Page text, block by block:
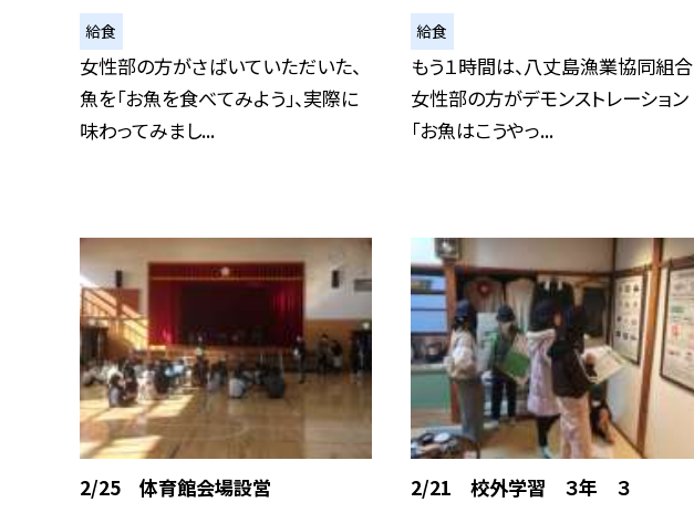
給食
女性部の方がさばいていただいた、
魚を「お魚を食べてみよう」、実際に
味わってみまし...
給食
もう１時間は、八丈島漁業協同組合
女性部の方がデモンストレーション
「お魚はこうやっ...
2/25 体育館会場設営 2/21 校外学習 ３年 ３